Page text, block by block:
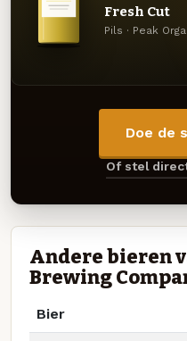
Fresh Cut
Pils · Peak
Doe de
Of stel
Andere bieren
Brewing
Bier